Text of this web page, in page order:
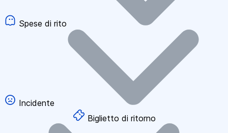
Spese di rito
Incidente
Biglietto di ritorno